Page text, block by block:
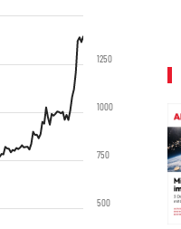
500
750
1000
1250